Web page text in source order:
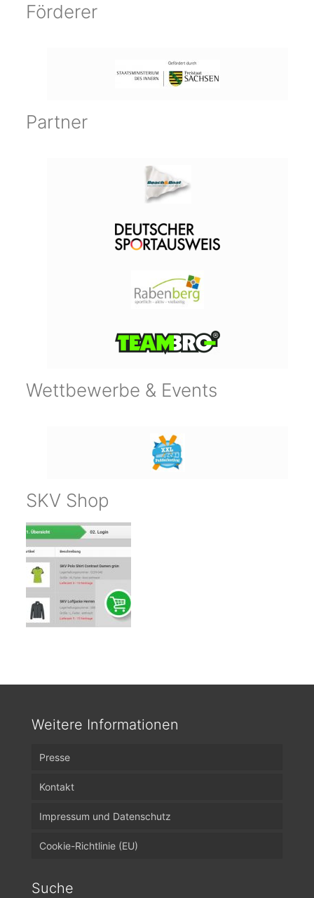
Förderer
Partner
Wettbewerbe & Events
SKV Shop
Weitere Informationen
Presse
Kontakt
Impressum und Datenschutz
Cookie-Richtlinie (EU)
Suche